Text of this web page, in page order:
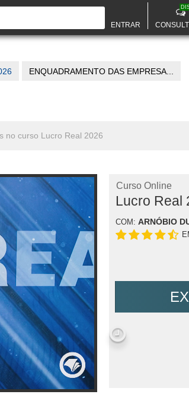
ENTRAR
ENQUADRAMENTO DAS EMPRESA...
no curso Lucro Real 2026
Curso Online
Lucro Real
COM: ARNÓBIO